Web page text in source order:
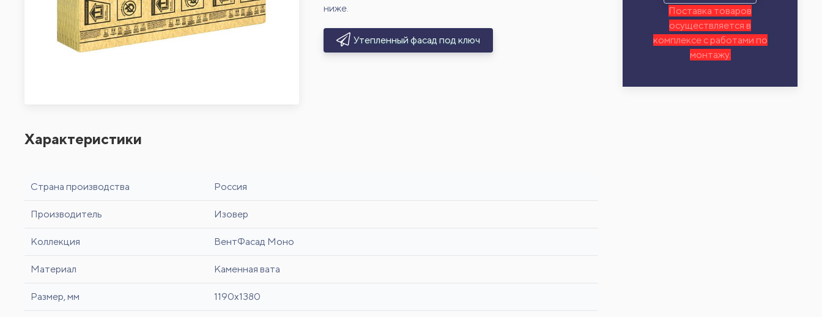
ниже.
Утепленный фасад под ключ
Характеристики
Страна производства Россия
Производитель Изовер
Коллекция ВентФасад Моно
Материал Каменная вата
Размер, мм 1190x1380
Поставка товаров
осуществляется в
комплексе с работами по
монтажу.